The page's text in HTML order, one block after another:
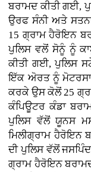
ਬਰਾਮਦ ਕੀਤੀ ਗਈ,
ਉਰਫ ਸੰਨੀ ਅਤੇ
15 ਗ੍ਰਾਮ ਹੈਰੋਇਨ
ਪੁਲਿਸ ਵਲੋਂ ਸੋਨੂੰ ਨੂੰ
ਕੀਤੀ ਗਈ, ਪੁਲਿਸ
ਇੱਕ ਅੋਰਤ ਨੂੰ
ਕਰਕੇ ਉਸ ਕੋਲੋਂ 25
ਕੰਪਿਊਟਰ ਕੰਡਾ
ਪੁਲਿਸ ਵੱਲੋਂ ਯੂਨਸ
ਮਿਲੀਗ੍ਰਾਮ ਹੈਰੋਇਨ
ਦੀ ਪੁਲਿਸ ਵੱਲੋਂ
ਗ੍ਰਾਮ ਹੈਰੋਇਨ